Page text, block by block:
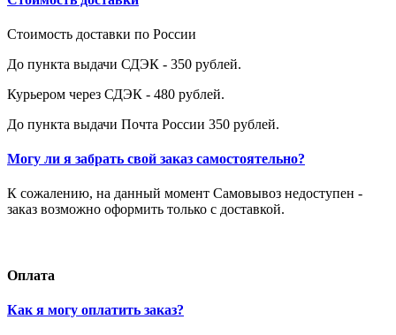
Стоимость доставки по России
До пункта выдачи СДЭК - 350 рублей.
Курьером через СДЭК - 480 рублей.
До пункта выдачи Почта России 350 рублей.
Могу ли я забрать свой заказ самостоятельно?
К сожалению, на данный момент Самовывоз недоступен -
заказ возможно оформить только с доставкой.
Оплата
Как я могу оплатить заказ?